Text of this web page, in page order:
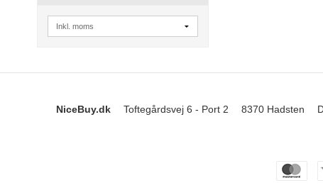
NiceBuy.dk Toftegårdsvej 6 - Port 2 8370 Hadsten